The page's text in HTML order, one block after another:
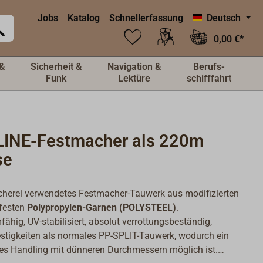
Jobs Katalog Schnellerfassung
Deutsch
0,00 €*
Sicherheit &
Funk
Navigation &
Lektüre
Berufs-
schifffahrt
Festmacher als 220m
verwendetes Festmacher-Tauwerk aus modifizierten
Polypropylen-Garnen (POLYSTEEL).
UV-stabilisiert, absolut verrottungsbeständig,
als normales PP-SPLIT-Tauwerk, wodurch ein
Handling mit dünneren Durchmessern möglich ist.